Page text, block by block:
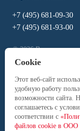
+7 (495) 681-09-30
+7 (495) 681-93-00
© 2026 Все права
ХОЛДИНГ» 127473,
Условия
Политика
Фармаконадзор
Cookie
Этот веб-сайт
удобную работу
возможности сайта.
соглашаетесь с
соответствии c
файлов cookie в